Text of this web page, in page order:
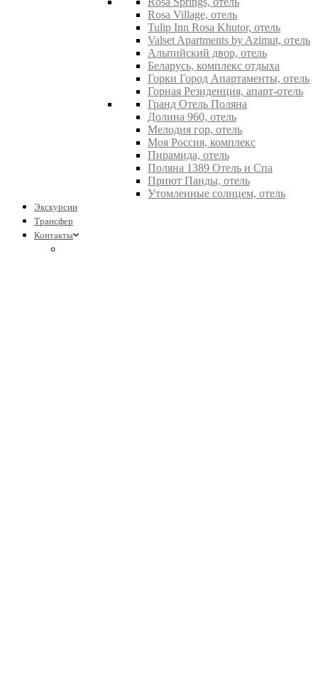
Rosa Village, отель
Tulip Inn Rosa Khutor, отель
Valset Apartments by Azimut, отель
Альпийский двор, отель
Беларусь, комплекс отдыха
Горки Город Апартаменты, отель
Горная Резиденция, апарт-отель
Гранд Отель Поляна
Долина 960, отель
Мелодия гор, отель
Моя Россия, комплекс
Пирамида, отель
Поляна 1389 Отель и Спа
Приют Панды, отель
Утомленные солнцем, отель
Экскурсии
Трансфер
Контакты